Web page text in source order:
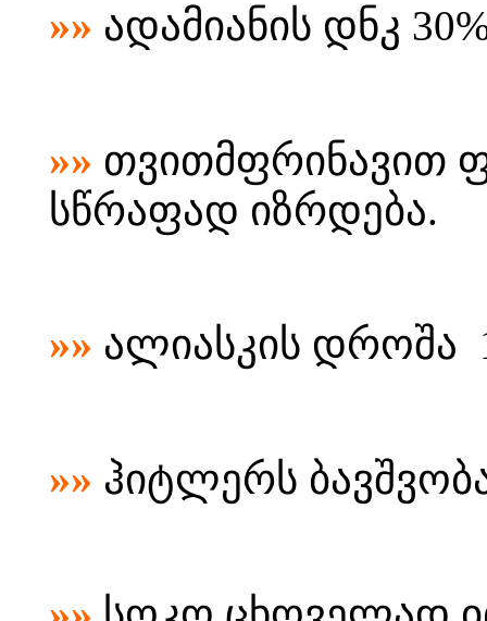
»» ადამიანის დნკ
»» თვითმფრინავით
სწრაფად იზრდება.
»» ალიასკის დროშა
»» ჰიტლერს